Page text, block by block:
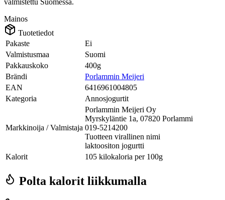
valmistettu Suomessa.
Mainos
Tuotetiedot
Pakaste
Ei
Valmistusmaa
Suomi
Pakkauskoko
400g
Brändi
Porlammin Meijeri
EAN
6416961004805
Kategoria
Annosjogurtit
Markkinoija / Valmistaja
Porlammin Meijeri Oy
Myrskyläntie 1a, 07820 Porlammi
019-5214200
Tuotteen virallinen nimi
laktoositon jogurtti
Kalorit
105 kilokaloria per 100g
Polta kalorit liikkumalla